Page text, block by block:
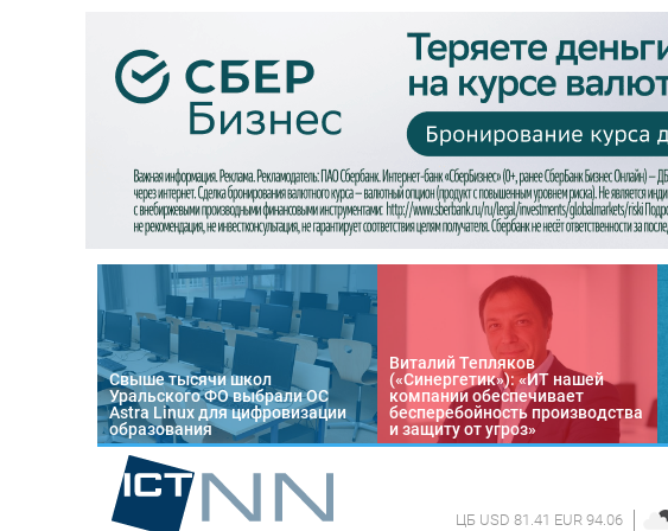
Свыше тысячи школ
Уральского ФО выбрали ОС
Astra Linux для цифровизации
образования
Виталий Тепляков
(«Синергетик»): «ИТ нашей
компании обеспечивает
бесперебойность производства
и защиту от угроз»
ЦБ USD 81.41 EUR 94.06